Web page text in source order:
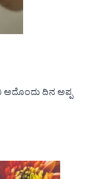
ಅದೊಂದು ದಿನ ಅಪ್ಪ